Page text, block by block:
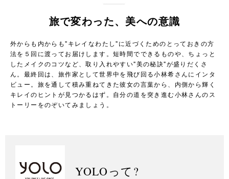
旅で変わった、美への意識
外からも内からも"キレイなわたし"に近づくためのとっておきの方
法を５回に渡ってお届けします。短時間でできるものや、ちょっと
したメイクのコツなど、取り入れやすい"美の秘訣"が盛りだくさ
ん。最終回は、旅作家として世界中を飛び回る小林希さんにインタ
ビュー。旅を通して積み重ねてきた彼女の言葉から、内側から輝く
キレイのヒントが見つかるはず。自分の道を突き進む小林さんのス
トーリーをのぞいてみましょう。
YOLOって?